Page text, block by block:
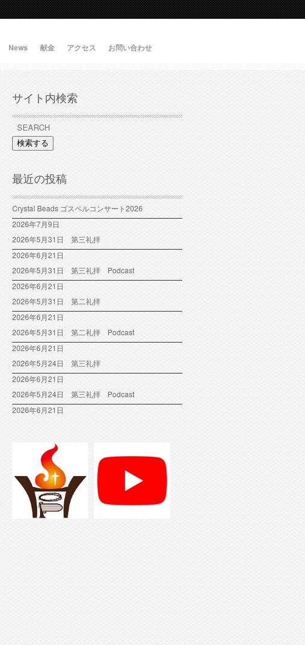
News 献金 アクセス お問い合わせ
サイト内検索
検索する
最近の投稿
Crystal Beads ゴスペルコンサート2026
2026年7月9日
2026年5月31日 第三礼拝
2026年6月21日
2026年5月31日 第三礼拝 Podcast
2026年6月21日
2026年5月31日 第二礼拝
2026年6月21日
2026年5月31日 第二礼拝 Podcast
2026年6月21日
2026年5月24日 第三礼拝
2026年6月21日
2026年5月24日 第三礼拝 Podcast
2026年6月21日